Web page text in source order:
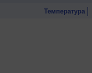
Температура